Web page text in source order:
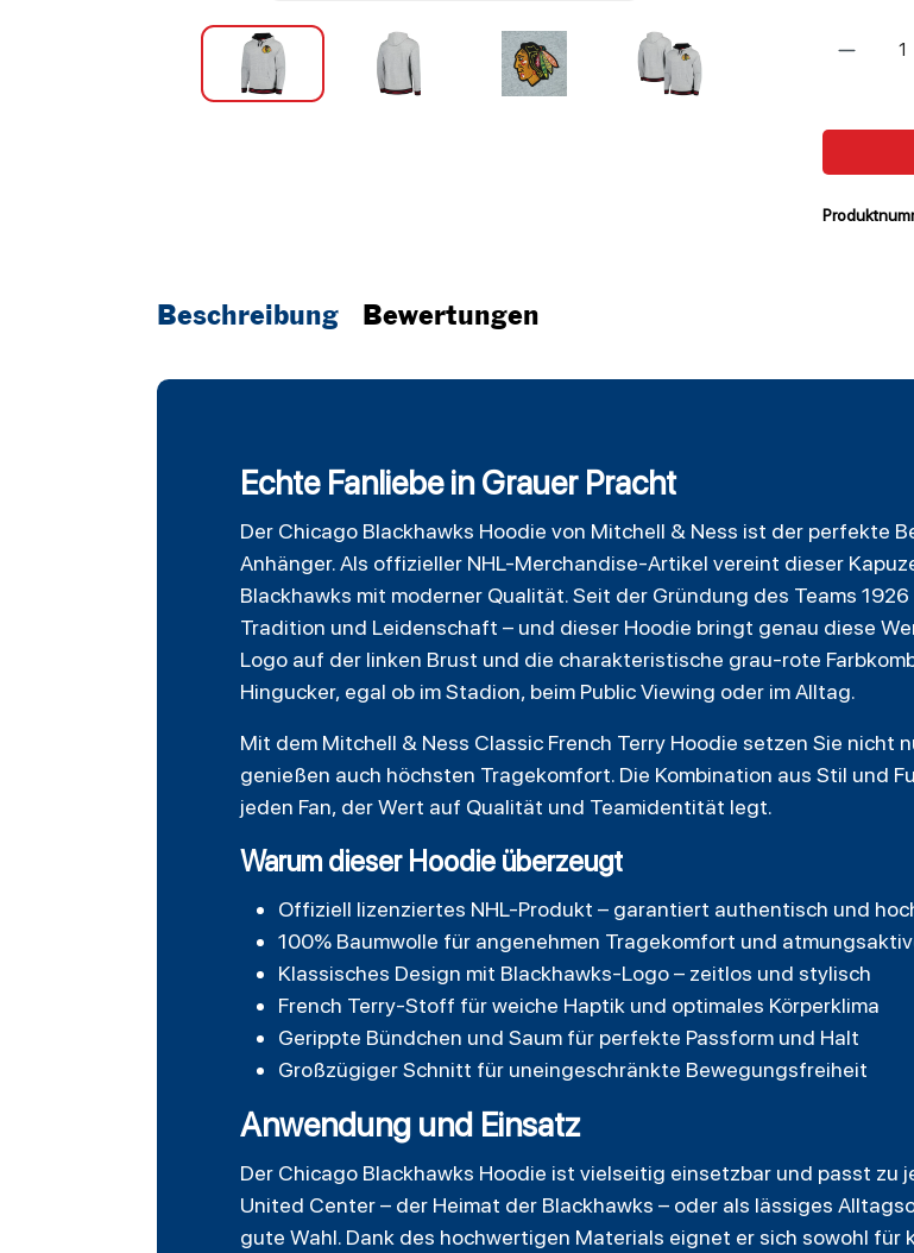
Beschreibung Bewertungen
Echte Fanliebe in Grauer Pracht
Der Chicago Blackhawks Hoodie von Mitchell & Ness ist der perfekte
Anhänger. Als offizieller NHL-Merchandise-Artikel vereint dieser
Blackhawks mit moderner Qualität. Seit der Gründung des Teams 1926
Tradition und Leidenschaft – und dieser Hoodie bringt genau diese
Logo auf der linken Brust und die charakteristische grau-rote
Hingucker, egal ob im Stadion, beim Public Viewing oder im Alltag.
Mit dem Mitchell & Ness Classic French Terry Hoodie setzen Sie nicht
genießen auch höchsten Tragekomfort. Die Kombination aus Stil und
jeden Fan, der Wert auf Qualität und Teamidentität legt.
Warum dieser Hoodie überzeugt
Offiziell lizenziertes NHL-Produkt – garantiert authentisch und
100% Baumwolle für angenehmen Tragekomfort und
Klassisches Design mit Blackhawks-Logo – zeitlos und stylisch
French Terry-Stoff für weiche Haptik und optimales Körperklima
Gerippte Bündchen und Saum für perfekte Passform und Halt
Großzügiger Schnitt für uneingeschränkte Bewegungsfreiheit
Anwendung und Einsatz
Der Chicago Blackhawks Hoodie ist vielseitig einsetzbar und passt zu
United Center – der Heimat der Blackhawks – oder als lässiges
gute Wahl. Dank des hochwertigen Materials eignet er sich sowohl für